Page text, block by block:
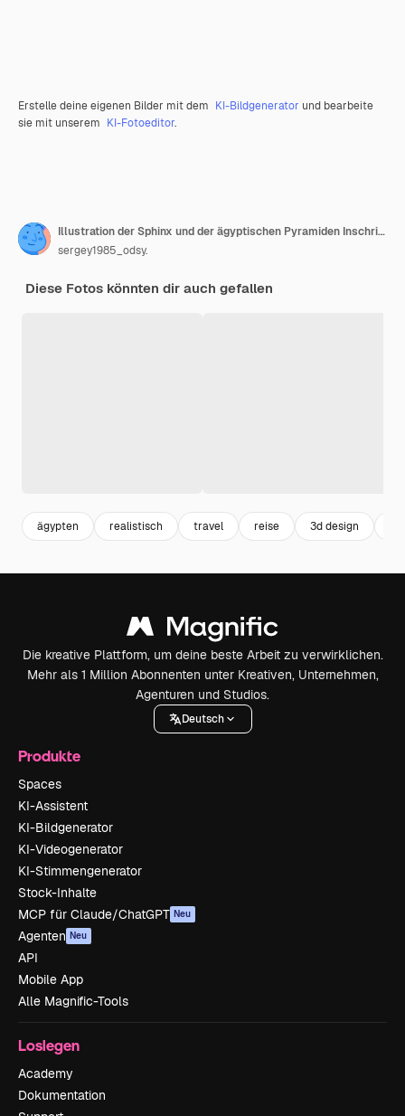
Erstelle deine eigenen Bilder mit dem KI-Bildgenerator und bearbeite
sie mit unserem KI-Fotoeditor.
Illustration der Sphinx und der ägyptischen Pyramiden Inschrift von oben Ägypten isoliert auf weißem Hintergrund
sergey1985_odsy.
Diese Fotos könnten dir auch gefallen
ägypten realistisch travel reise 3d design
Die kreative Plattform, um deine beste Arbeit zu verwirklichen.
Mehr als 1 Million Abonnenten unter Kreativen, Unternehmen,
Agenturen und Studios.
Deutsch
Produkte
Spaces
KI-Assistent
KI-Bildgenerator
KI-Videogenerator
KI-Stimmengenerator
Stock-Inhalte
MCP für Claude/ChatGPT Neu
Agenten Neu
API
Mobile App
Alle Magnific-Tools
Loslegen
Academy
Dokumentation